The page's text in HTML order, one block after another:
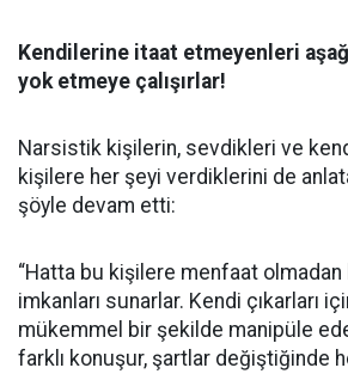
Kendilerine itaat etmeyenleri
yok etmeye çalışırlar!
Narsistik kişilerin, sevdikleri ve
kişilere her şeyi verdiklerini de
şöyle devam etti:
“Hatta bu kişilere menfaat
imkanları sunarlar. Kendi çıkarları
mükemmel bir şekilde manipüle
farklı konuşur, şartlar değiştiğinde